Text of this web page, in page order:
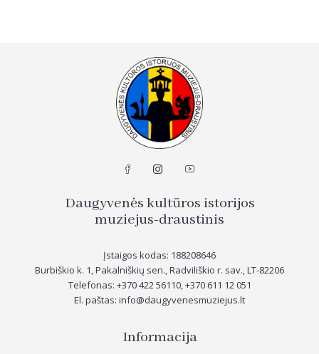
Daugyvenės kultūros istorijos
muziejus-draustinis
Įstaigos kodas: 188208646
Burbiškio k. 1, Pakalniškių sen., Radviliškio r. sav., LT-82206
Telefonas: +370 422 56110, +370611 12 051
El. paštas: info@daugyvenesmuziejus.lt
Informacija